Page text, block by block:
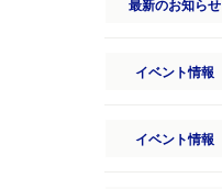
最新のお知らせ
イベント情報
イベント情報